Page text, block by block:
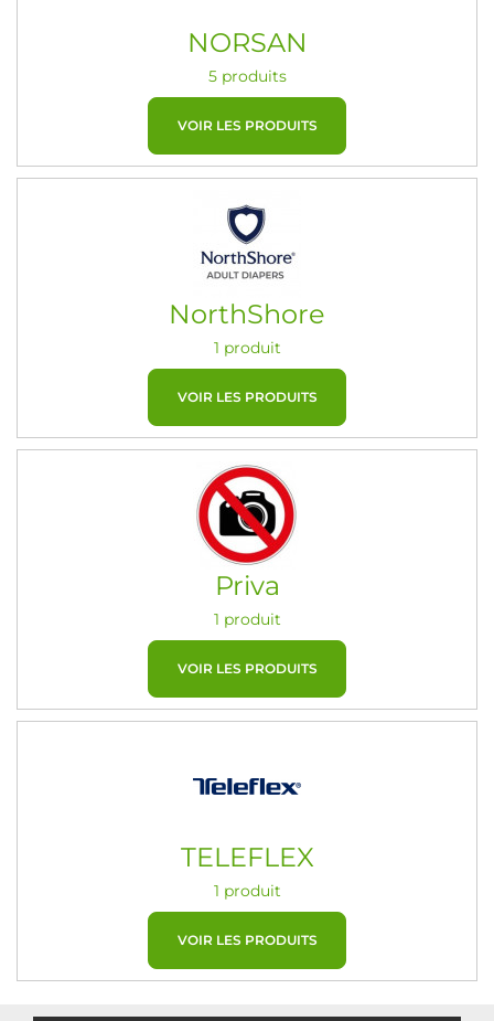
NORSAN
5 produits
VOIR LES PRODUITS
NorthShore
1 produit
VOIR LES PRODUITS
Priva
1 produit
VOIR LES PRODUITS
TELEFLEX
1 produit
VOIR LES PRODUITS